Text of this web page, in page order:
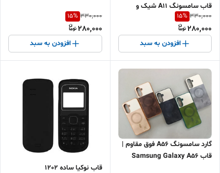
قاب سامسونگ A11 شیک و
مقاوم | کاور Samsung Galaxy
A11 اقساطی + ارسال سریع
330,000
15%
280,000
افزودن به سبد
330,000
15%
280,000
افزودن به سبد
گارد سامسونگ A56 فوق مقاوم |
قاب Samsung Galaxy A56
قاب نوکیا ساده 1202